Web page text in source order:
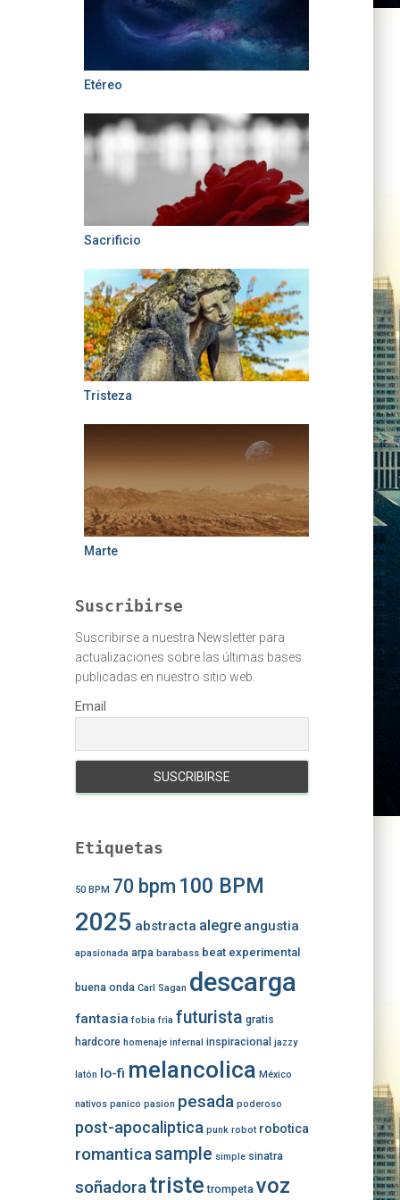
Etéreo
Sacrificio
Tristeza
Marte
Suscribirse
Suscribirse a nuestra Newsletter para
actualizaciones sobre las últimas bases
publicadas en nuestro sitio web.
Email
Etiquetas
50 BPM 70 bpm 100 BPM
2025 abstracta alegre angustia
apasionada arpa barabass beat experimental
buena onda Carl Sagan descarga
fantasia fobia fria futurista gratis
hardcore homenaje infernal inspiracional jazzy
latón lo-fi melancolica México
nativos panico pasion pesada poderoso
post-apocaliptica punk robot robotica
romanticasample simple sinatra
soñadora triste trompeta voz